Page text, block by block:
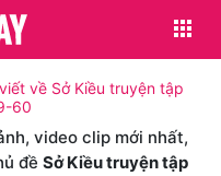
về Sở Kiều truyện tập
60
video clip mới nhất,
đề Sở Kiều truyện tập